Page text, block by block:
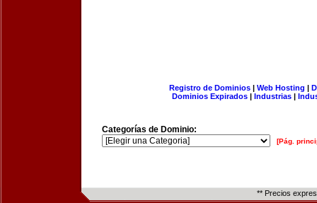
Registro de Dominios| Web Hosting |
Dominios Expirados | Industrias |
Categorías de Dominio:
[Pág.
** Precios